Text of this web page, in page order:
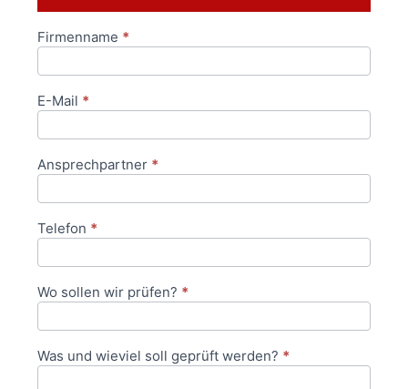
Anfrageformular
Firmenname *
E-Mail *
Ansprechpartner *
Telefon *
Wo sollen wir prüfen? *
Was und wieviel soll geprüft werden? *